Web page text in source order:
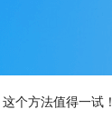
个方法值得一试！